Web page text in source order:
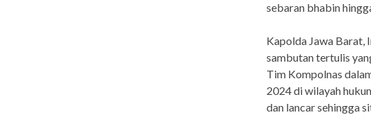
sebaran bhabin
Kapolda Jawa Barat,
sambutan tertulis
Tim Kompolnas
2024 di wilayah
dan lancar sehingga